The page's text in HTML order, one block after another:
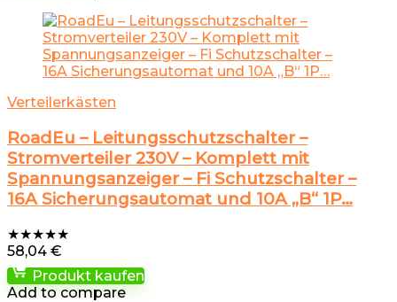
Verteilerkästen
RoadEu – Leitungsschutzschalter –
Stromverteiler 230V – Komplett mit
Spannungsanzeiger – Fi Schutzschalter –
16A Sicherungsautomat und 10A „B“ 1P…
★★★★★
58,04 €
Produkt kaufen
Add to compare